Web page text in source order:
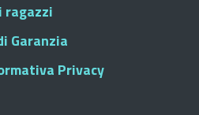
ragazzi
Garanzia
Privacy